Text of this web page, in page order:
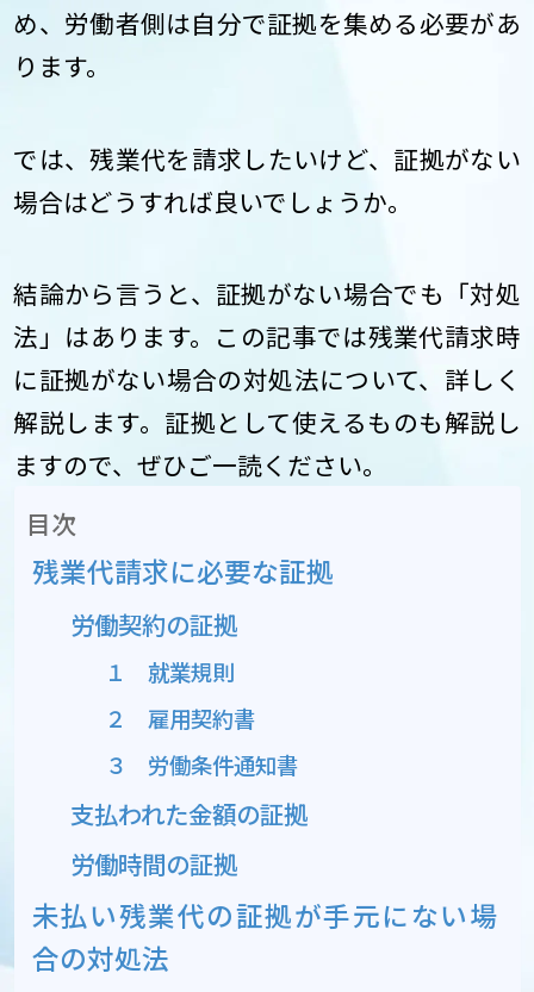
め、労働者側は自分で証拠を集める必要があ
ります。
では、残業代を請求したいけど、証拠がない
場合はどうすれば良いでしょうか。
結論から言うと、証拠がない場合でも「対処
法」はあります。この記事では残業代請求時
に証拠がない場合の対処法について、詳しく
解説します。証拠として使えるものも解説し
ますので、ぜひご一読ください。
目次
残業代請求に必要な証拠
労働契約の証拠
１ 就業規則
２ 雇用契約書
３ 労働条件通知書
支払われた金額の証拠
労働時間の証拠
未払い残業代の証拠が手元にない場
合の対処法